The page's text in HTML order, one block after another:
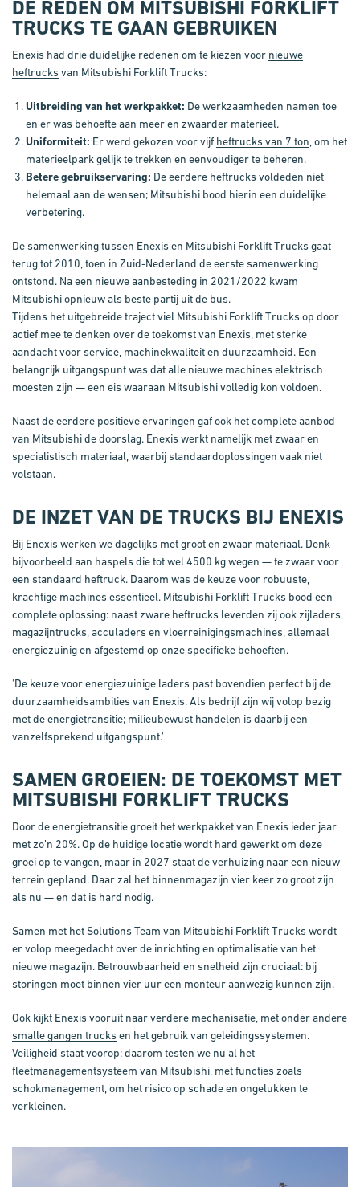
DE REDEN OM MITSUBISHI FORKLIFT
TRUCKS TE GAAN GEBRUIKEN
Enexis had drie duidelijke redenen om te kiezen voor nieuwe
heftrucks van Mitsubishi Forklift Trucks:
Uitbreiding van het werkpakket: De werkzaamheden namen toe
en er was behoefte aan meer en zwaarder materieel.
Uniformiteit: Er werd gekozen voor vijf heftrucks van 7 ton, om het
materieelpark gelijk te trekken en eenvoudiger te beheren.
Betere gebruikservaring: De eerdere heftrucks voldeden niet
helemaal aan de wensen; Mitsubishi bood hierin een duidelijke
verbetering.
De samenwerking tussen Enexis en Mitsubishi Forklift Trucks gaat
terug tot 2010, toen in Zuid-Nederland de eerste samenwerking
ontstond. Na een nieuwe aanbesteding in 2021/2022 kwam
Mitsubishi opnieuw als beste partij uit de bus.
Tijdens het uitgebreide traject viel Mitsubishi Forklift Trucks op door
actief mee te denken over de toekomst van Enexis, met sterke
aandacht voor service, machinekwaliteit en duurzaamheid. Een
belangrijk uitgangspunt was dat alle nieuwe machines elektrisch
moesten zijn — een eis waaraan Mitsubishi volledig kon voldoen.
Naast de eerdere positieve ervaringen gaf ook het complete aanbod
van Mitsubishi de doorslag. Enexis werkt namelijk met zwaar en
specialistisch materiaal, waarbij standaardoplossingen vaak niet
volstaan.
DE INZET VAN DE TRUCKS BIJ ENEXIS
Bij Enexis werken we dagelijks met groot en zwaar materiaal. Denk
bijvoorbeeld aan haspels die tot wel 4500 kg wegen — te zwaar voor
een standaard heftruck. Daarom was de keuze voor robuuste,
krachtige machines essentieel. Mitsubishi Forklift Trucks bood een
complete oplossing: naast zware heftrucks leverden zij ook zijladers,
magazijntrucks, acculaders en vloerreinigingsmachines, allemaal
energiezuinig en afgestemd op onze specifieke behoeften.
'De keuze voor energiezuinige laders past bovendien perfect bij de
duurzaamheidsambities van Enexis. Als bedrijf zijn wij volop bezig
met de energietransitie; milieubewust handelen is daarbij een
vanzelfsprekend uitgangspunt.'
SAMEN GROEIEN: DE TOEKOMST MET
MITSUBISHI FORKLIFT TRUCKS
Door de energietransitie groeit het werkpakket van Enexis ieder jaar
met zo’n 20%. Op de huidige locatie wordt hard gewerkt om deze
groei op te vangen, maar in 2027 staat de verhuizing naar een nieuw
terrein gepland. Daar zal het binnenmagazijn vier keer zo groot zijn
als nu — en dat is hard nodig.
Samen met het Solutions Team van Mitsubishi Forklift Trucks wordt
er volop meegedacht over de inrichting en optimalisatie van het
nieuwe magazijn. Betrouwbaarheid en snelheid zijn cruciaal: bij
storingen moet binnen vier uur een monteur aanwezig kunnen zijn.
Ook kijkt Enexis vooruit naar verdere mechanisatie, met onder andere
smalle gangen trucks en het gebruik van geleidingssystemen.
Veiligheid staat voorop: daarom testen we nu al het
fleetmanagementsysteem van Mitsubishi, met functies zoals
schokmanagement, om het risico op schade en ongelukken te
verkleinen.